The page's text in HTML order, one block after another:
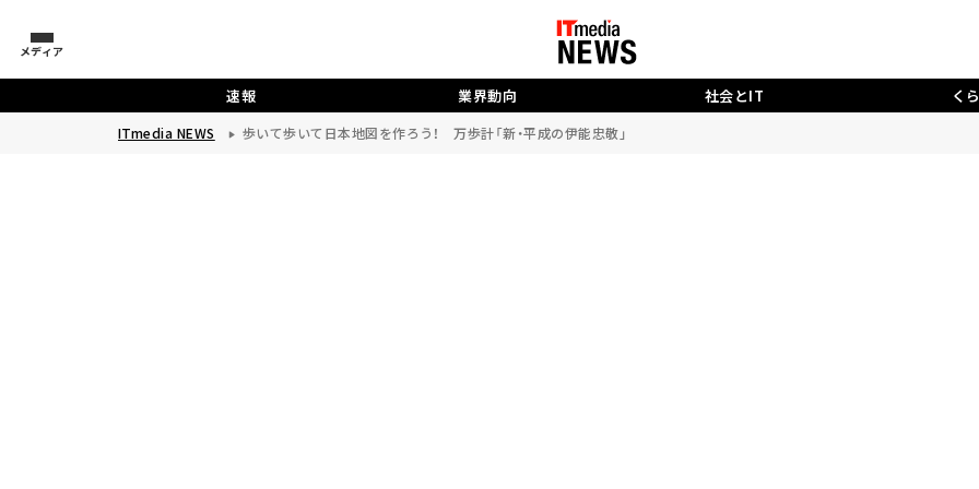
メディア
速報 業界動向 社会とIT く
ITmedia NEWS 歩いて歩いて日本地図を作ろう！ 万歩計「新・平成の伊能忠敬」